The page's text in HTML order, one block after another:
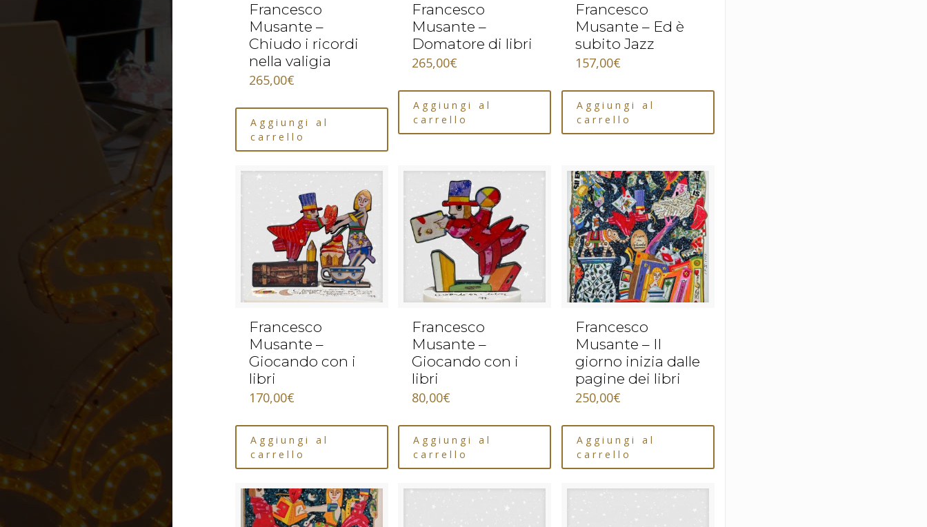
Francesco
Musante –
Chiudo i ricordi
nella valigia
265,00€
Aggiungi al
carrello
Francesco
Musante –
Domatore di libri
265,00€
Aggiungi al
carrello
Francesco
Musante – Ed è
subito Jazz
157,00€
Aggiungi al
carrello
Francesco
Musante –
Giocando con i
libri
170,00€
Aggiungi al
carrello
Francesco
Musante –
Giocando con i
libri
80,00€
Aggiungi al
carrello
Francesco
Musante – Il
giorno inizia dalle
pagine dei libri
250,00€
Aggiungi al
carrello